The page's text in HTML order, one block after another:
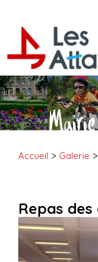
Accueil Galerie
Repas des